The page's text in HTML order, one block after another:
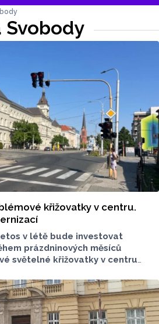
křižovatky v centru.
v létě bude investovat
prázdninových měsíců
světelné křižovatky v centru
Havlíčkova a třída Svobody.